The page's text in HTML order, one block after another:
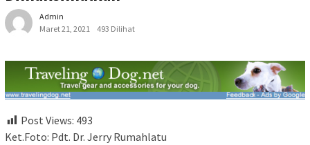
Admin
Maret 21, 2021
493 Dilihat
Post Views: 493
Ket.Foto: Pdt. Dr. Jerry Rumahlatu